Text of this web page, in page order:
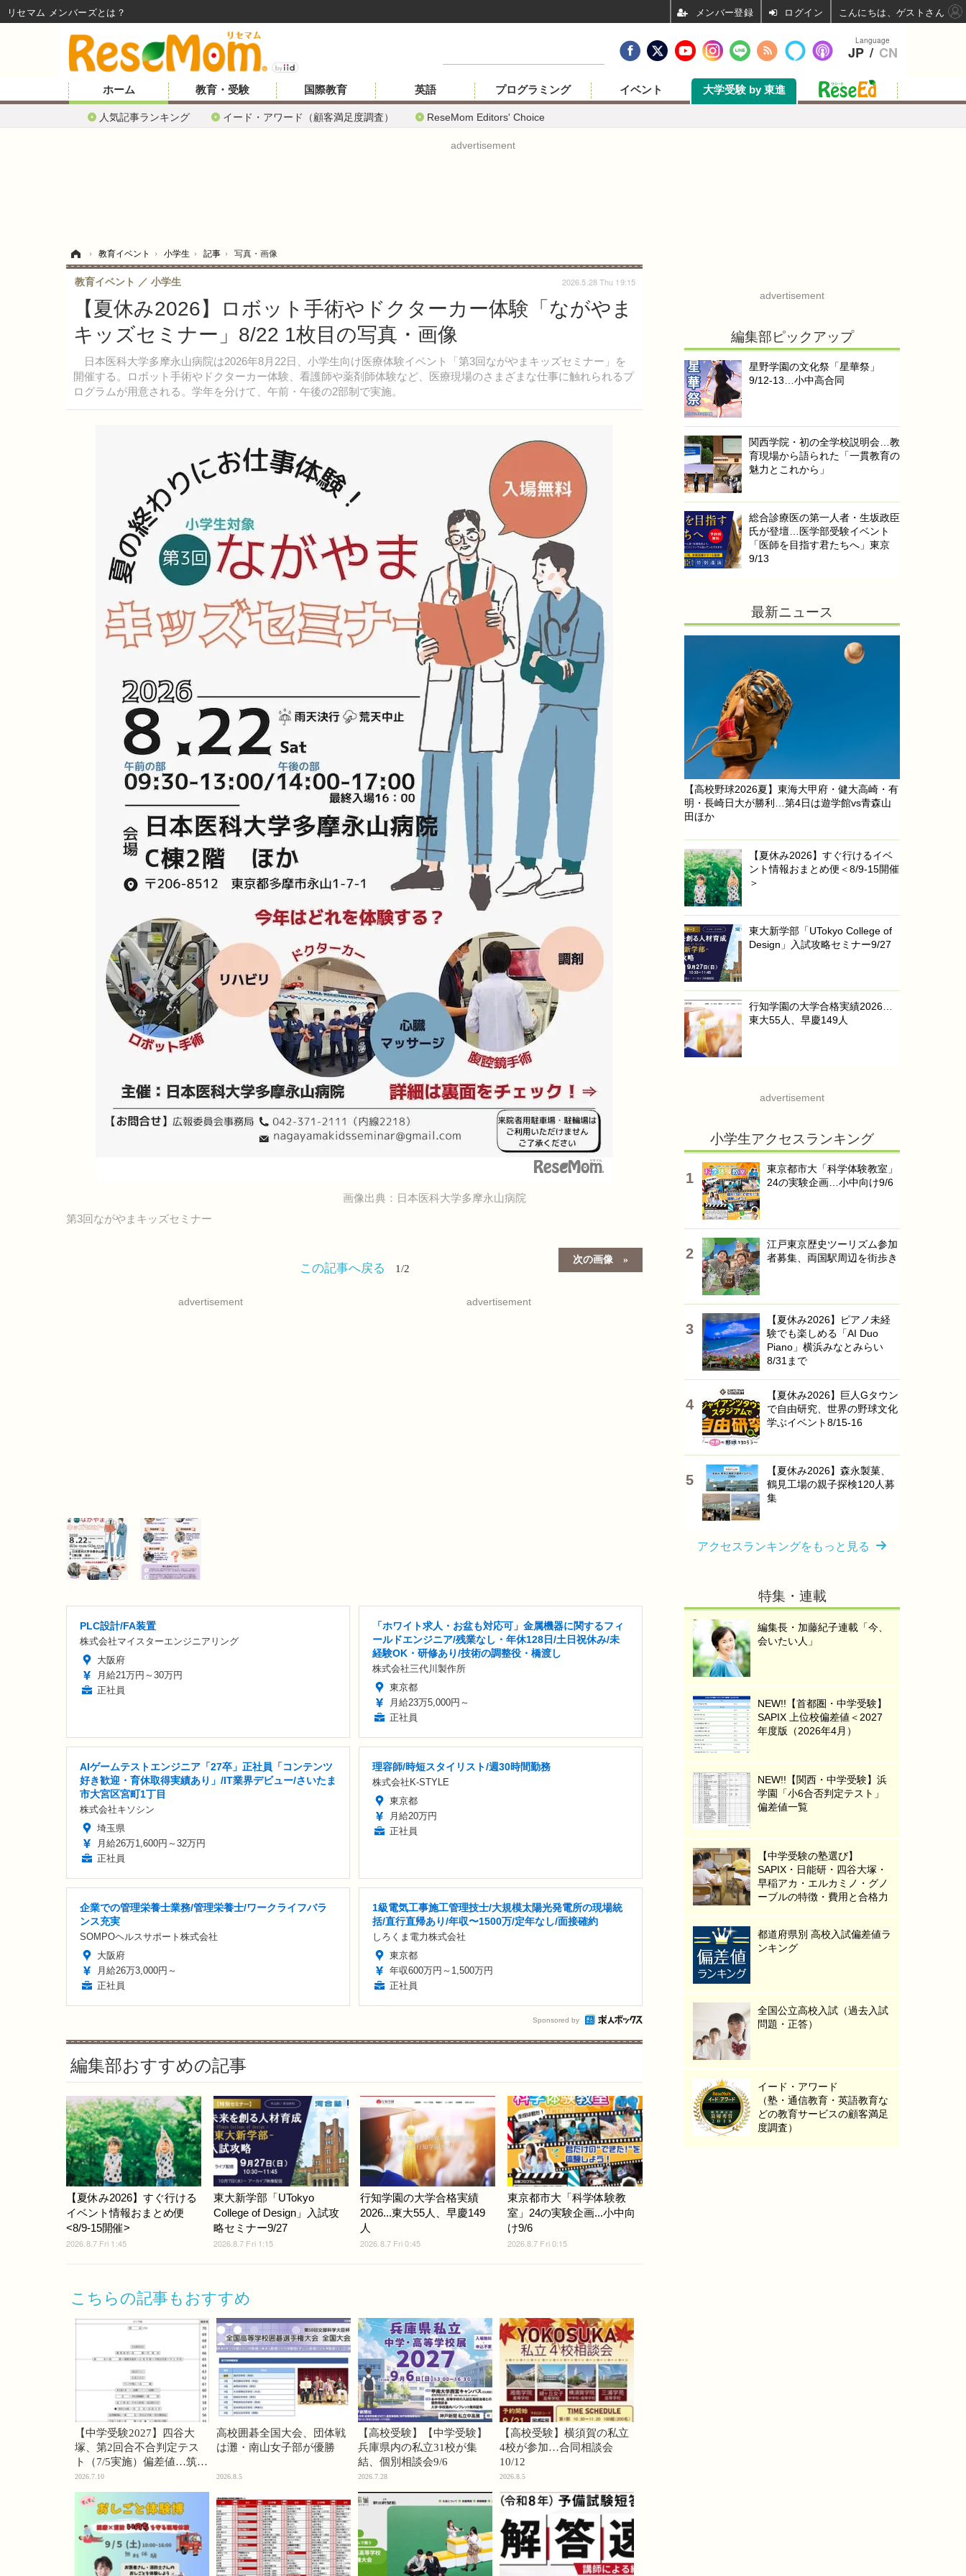
ホーム
人気記事ランキング イード・アワード（顧客満足度調査） ReseMom Editors' Choice
教育・受験 国際教育 英語 プログラミング イベント 大学受験 by 東進
advertisement
› 教育イベント › 小学生 › 記事 › 写真・画像
【夏休み2026】ロボット手術やドクターカー体験「ながやま
キッズセミナー」8/22 1枚目の写真・画像
日本医科大学多摩永山病院は2026年8月22日、小学生向け医療体験イベント「第3回ながやまキッズセミナー」を
開催する。ロボット手術やドクターカー体験、看護師や薬剤師体験など、医療現場のさまざまな仕事に触れられるプ
ログラムが用意される。学年を分けて、午前・午後の2部制で実施。
教育イベント 小学生 2026.5.28 Thu 19:15
画像出典：日本医科大学多摩永山病院
第3回ながやまキッズセミナー
次の画像
この記事へ戻る 1/2
advertisement advertisement
PLC設計/FA装置
株式会社マイスターエンジニアリング
大阪府
月給21万円～30万円
正社員
「ホワイト求人・お盆も対応可」金属機器に関するフィ
ールドエンジニア/残業なし・年休128日/土日祝休み/未
経験OK・研修あり/技術の調整役・橋渡し
株式会社三代川製作所
東京都
月給23万5,000円～
正社員
AIゲームテストエンジニア「27卒」正社員「コンテンツ
好き歓迎・育休取得実績あり」/IT業界デビュー/さいたま
市大宮区宮町1丁目
株式会社キソシン
埼玉県
月給26万1,600円～32万円
正社員
理容師/時短スタイリスト/週30時間勤務
株式会社K-STYLE
東京都
月給20万円
正社員
企業での管理栄養士業務/管理栄養士/ワークライフバラ
ンス充実
SOMPOヘルスサポート株式会社
大阪府
月給26万3,000円～
正社員
1級電気工事施工管理技士/大規模太陽光発電所の現場統
括/直行直帰あり/年収〜1500万/定年なし/面接確約
しろくま電力株式会社
東京都
年収600万円～1,500万円
正社員
Sponsored by
編集部おすすめの記事
【夏休み2026】すぐ行ける
イベント情報おまとめ便
<8/9-15開催>
2026.8.7 Fri 1:45
東大新学部「UTokyo
College of Design」入試攻
略セミナー9/27
2026.8.7 Fri 1:15
行知学園の大学合格実績
2026...東大55人、早慶149
人
2026.8.7 Fri 0:45
東京都市大「科学体験教
室」24の実験企画...小中向
け9/6
2026.8.7 Fri 0:15
こちらの記事もおすすめ
【中学受験2027】四谷大
塚、第2回合不合判定テス
ト（7/5実施）偏差値…筑駒
74・桜蔭70＜PR＞
2026.7.10
高校囲碁全国大会、団体戦
は灘・南山女子部が優勝
2026.8.5
【高校受験】【中学受験】
兵庫県内の私立31校が集
結、個別相談会9/6
2026.7.28
【高校受験】横須賀の私立
4校が参加…合同相談会
10/12
2026.8.5
advertisement
編集部ピックアップ
星野学園の文化祭「星華祭」
9/12-13…小中高合同
関西学院・初の全学校説明会…教
育現場から語られた「一貫教育の
魅力とこれから」
総合診療医の第一人者・生坂政臣
氏が登壇…医学部受験イベント
「医師を目指す君たちへ」東京
9/13
最新ニュース
【高校野球2026夏】東海大甲府・健大高崎・有
明・長崎日大が勝利…第4日は遊学館vs青森山
田ほか
【夏休み2026】すぐ行けるイベ
ント情報おまとめ便＜8/9-15開催
＞
東大新学部「UTokyo College of
Design」入試攻略セミナー9/27
行知学園の大学合格実績2026…
東大55人、早慶149人
advertisement
小学生アクセスランキング
東京都市大「科学体験教室」
24の実験企画…小中向け9/6
江戸東京歴史ツーリズム参加
者募集、両国駅周辺を街歩き
【夏休み2026】ピアノ未経
験でも楽しめる「AI Duo
Piano」横浜みなとみらい
8/31まで
【夏休み2026】巨人Gタウン
で自由研究、世界の野球文化
学ぶイベント8/15-16
【夏休み2026】森永製菓、
鶴見工場の親子探検120人募
集
アクセスランキングをもっと見る
特集・連載
編集長・加藤紀子連載「今、
会いたい人」
NEW!!【首都圏・中学受験】
SAPIX 上位校偏差値＜2027
年度版（2026年4月）
NEW!!【関西・中学受験】浜
学園「小6合否判定テスト」
偏差値一覧
【中学受験の塾選び】
SAPIX・日能研・四谷大塚・
早稲アカ・エルカミノ・グノ
ーブルの特徴・費用と合格力
都道府県別 高校入試偏差値ラ
ンキング
全国公立高校入試（過去入試
問題・正答）
イード・アワード
（塾・通信教育・英語教育な
どの教育サービスの顧客満足
度調査）
Language
JP / CN
リセマム メンバーズ ログイン こんにちは、ゲストさん